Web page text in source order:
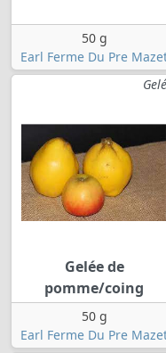
50 g
Earl Ferme Du Pre
Gelée de
pomme/coing
50 g
Earl Ferme Du Pre